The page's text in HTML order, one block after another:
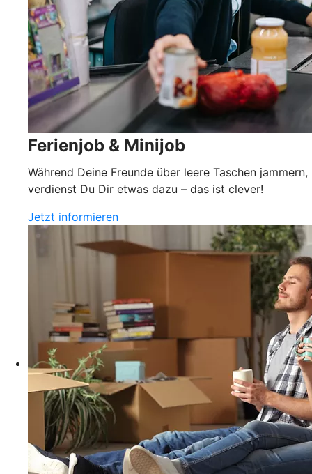
Ferienjob & Minijob
Während Deine Freunde über leere Taschen jammern,
verdienst Du Dir etwas dazu – das ist clever!
Jetzt informieren